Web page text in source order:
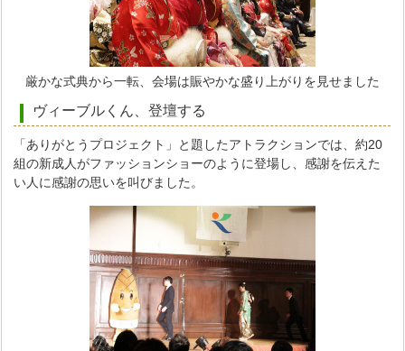
厳かな式典から一転、会場は賑やかな盛り上がりを見せました
ヴィーブルくん、登壇する
「ありがとうプロジェクト」と題したアトラクションでは、約20
組の新成人がファッションショーのように登場し、感謝を伝えた
い人に感謝の思いを叫びました。